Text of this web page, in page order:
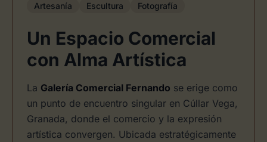
Artesanía
Escultura Fotografía
Un Espacio Comercial
con Alma Artística
La Galería Comercial Fernando se erige como
un punto de encuentro singular en Cúllar Vega,
Granada, donde el comercio y la expresión
artística convergen. Ubicada estratégicamente